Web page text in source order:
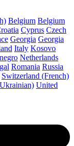
Belgium Belgium
Cyprus Czech
Georgia Georgia
Italy Kosovo
Netherlands
Romania Russia
Switzerland (French)
United